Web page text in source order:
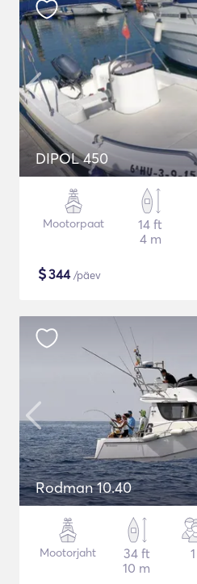
DIPOL 450
Mootorpaat
14 ft
4 m
$344/päev
Rodman 10.40
Mootorjaht
34 ft
10 m
1